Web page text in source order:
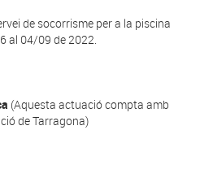
de socorrisme per a la piscina
al 04/09 de 2022.
(Aquesta actuació compta amb
de Tarragona)